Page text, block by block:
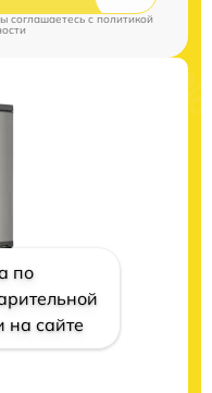
соглашаетесь cполитикой
по
на сайте